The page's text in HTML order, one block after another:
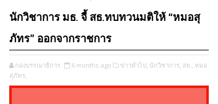
นักวิชาการ มธ. จี้ สธ.ทบทวนมติให้ “หมอสุ
ภัทร” ออกจากราชการ
กองบรรณาธิการ 6 months ago ข่าวทั่วไป, นักวิชาการ, สธ., หมอ
สุภัทร,